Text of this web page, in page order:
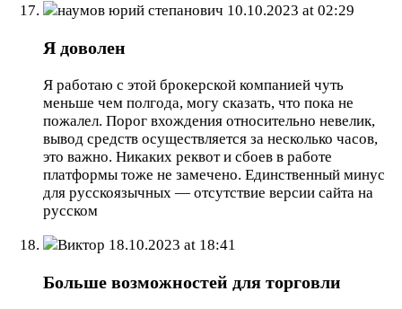
наумов юрий степанович 10.10.2023 at 02:29
Я доволен
Я работаю с этой брокерской компанией чуть
меньше чем полгода, могу сказать, что пока не
пожалел. Порог вхождения относительно невелик,
вывод средств осуществляется за несколько часов,
это важно. Никаких реквот и сбоев в работе
платформы тоже не замечено. Единственный минус
для русскоязычных — отсутствие версии сайта на
русском
Виктор 18.10.2023 at 18:41
Больше возможностей для торговли